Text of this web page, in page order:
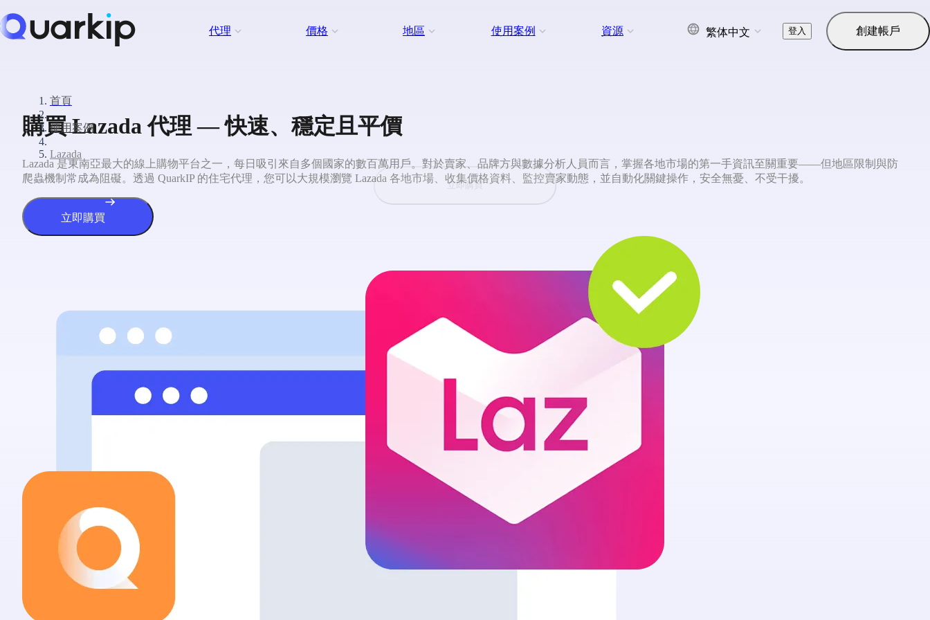
代理 價格 地區 使用案例 資源 繁体中文 登入 創建帳戶
首頁
使用案例
Lazada
購買 Lazada 代理 — 快速、穩定且平價
Lazada 是東南亞最大的線上購物平台之一，每日吸引來自多個國家的數百萬用戶。對於賣家、品牌方與數據分析人員而言，掌握各地市場的第一手資訊至關重要——但地區限制與防
爬蟲機制常成為阻礙。透過 QuarkIP 的住宅代理，您可以大規模瀏覽 Lazada 各地市場、收集價格資料、監控賣家動態，並自動化關鍵操作，安全無憂、不受干擾。
立即購買
立即購買